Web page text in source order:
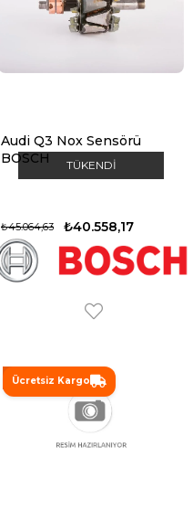
TÜKENDI
Audi Q3 Nox Sensörü
BOSCH
₺40.558,17
₺45.064,63
Ücretsiz Kargo
%20